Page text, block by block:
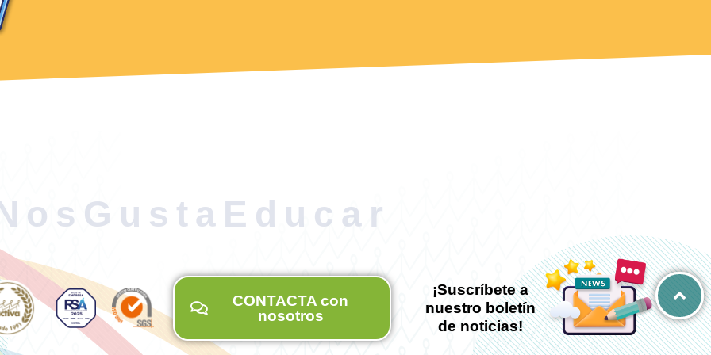
CONTACTA con
nosotros
¡Suscríbete a
nuestro boletín
de noticias!